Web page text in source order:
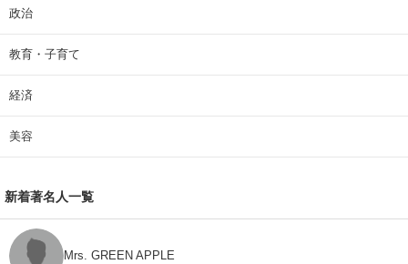
政治
教育・子育て
経済
美容
新着著名人一覧
Mrs. GREEN APPLE